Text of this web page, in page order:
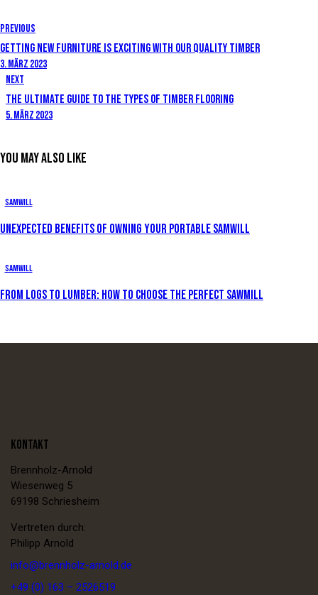
Previous
GETTING NEW FURNITURE IS EXCITING WITH OUR QUALITY TIMBER
3. März 2023
Next
THE ULTIMATE GUIDE TO THE TYPES OF TIMBER FLOORING
5. März 2023
YOU MAY ALSO LIKE
Samwill
UNEXPECTED BENEFITS OF OWNING YOUR PORTABLE SAMWILL
Samwill
FROM LOGS TO LUMBER: HOW TO CHOOSE THE PERFECT SAWMILL
KONTAKT
Brennholz-Arnold
Wiesenweg 5
69198 Schriesheim
Vertreten durch:
Philipp Arnold
info@brennholz-arnold.de
+49 (0) 163 – 2526519